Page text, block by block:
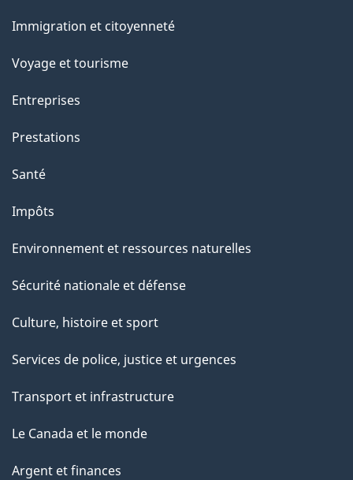
sujets
Immigration et citoyenneté
Voyage et tourisme
Entreprises
Prestations
Santé
Impôts
Environnement et ressources naturelles
Sécurité nationale et défense
Culture, histoire et sport
Services de police, justice et urgences
Transport et infrastructure
Le Canada et le monde
Argent et finances